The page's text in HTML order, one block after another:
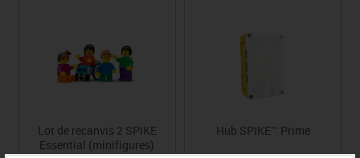
Lot de recanvis 2 SPIKE
Essential (minifigures)
Hub SPIKE™ Prime